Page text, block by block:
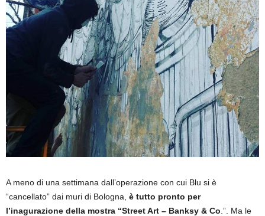
A meno di una settimana dall’operazione con cui Blu si è
“cancellato” dai muri di Bologna, è tutto pronto per
l’inagurazione della mostra “Street Art – Banksy & Co .”. Ma le